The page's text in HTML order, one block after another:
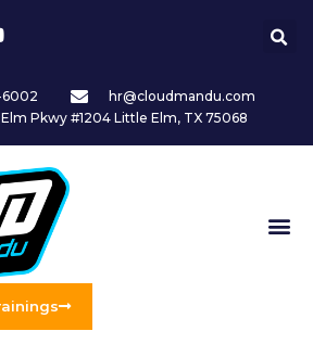
6002
hr@cloudmandu.com
Pkwy #1204 Little Elm, TX 75068